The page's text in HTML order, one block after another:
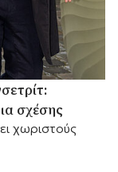
σχέσης
χωριστούς